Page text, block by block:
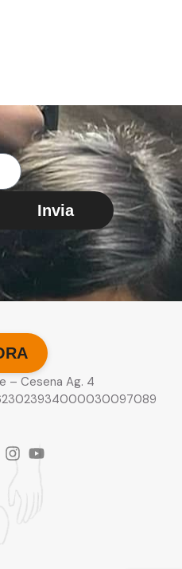
mia richiesta. I
nella
Invia
– Cesena Ag. 4